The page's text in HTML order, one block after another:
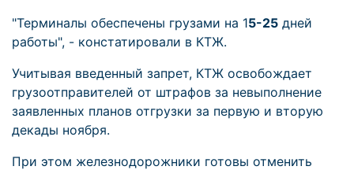
"Терминалы обеспечены грузами на 15-25 дней
работы", - констатировали в КТЖ.
Учитывая введенный запрет, КТЖ освобождает
грузоотправителей от штрафов за невыполнение
заявленных планов отгрузки за первую и вторую
декады ноября.
При этом железнодорожники готовы отменить